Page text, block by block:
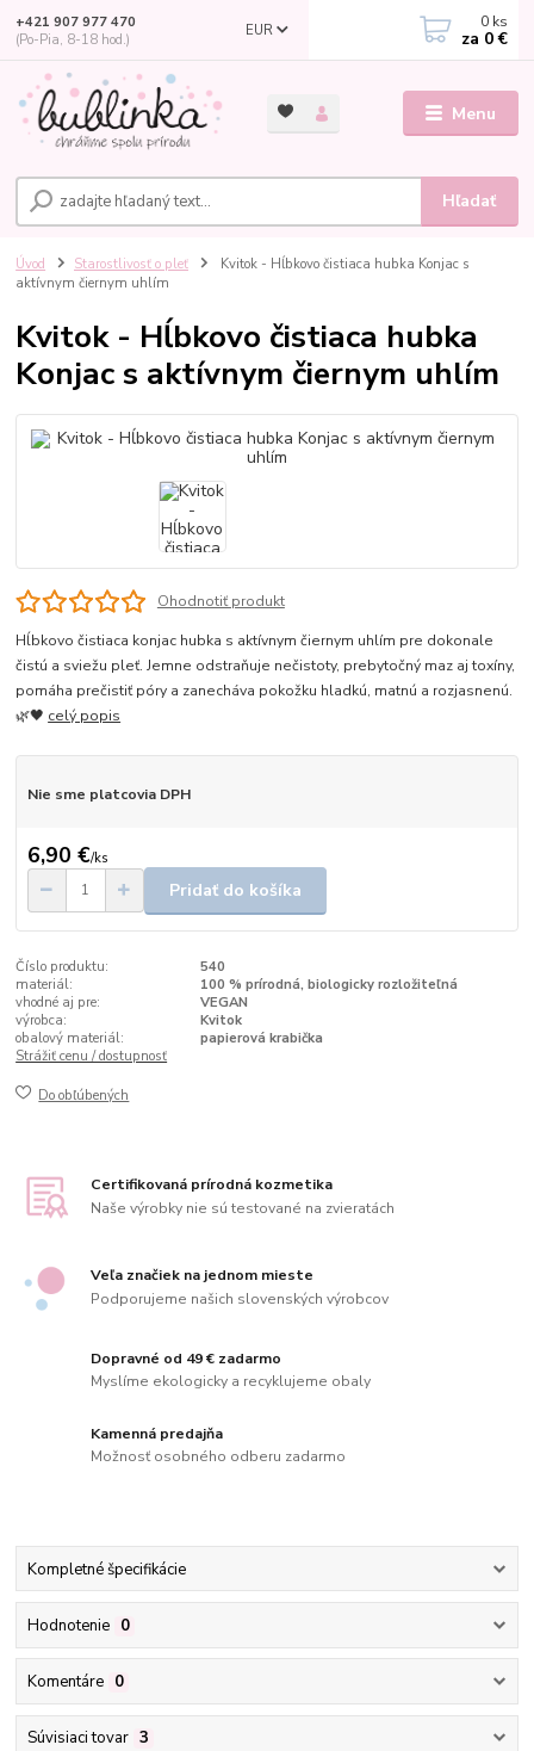
Menu
EUR
Hľadať
+421 907 977 470
(Po-Pia, 8-18 hod.)
0 ks
za 0 €
Úvod Starostlivosť o pleť
Kvitok - Hĺbkovo čistiaca hubka Konjac s
aktívnym čiernym uhlím
Kvitok - Hĺbkovo čistiaca hubka
Konjac s aktívnym čiernym uhlím
Ohodnotiť produkt
Hĺbkovo čistiaca konjac hubka s aktívnym čiernym uhlím pre dokonale
čistú a sviežu pleť. Jemne odstraňuje nečistoty, prebytočný maz aj toxíny,
pomáha prečistiť póry a zanecháva pokožku hladkú, matnú a rozjasnenú.
🌿🖤 celý popis
Nie sme platcovia DPH
6,90 €/ks
Pridať do košíka
Číslo produktu:
540
materiál:
100 % prírodná, biologicky rozložiteľná
vhodné aj pre:
VEGAN
výrobca:
Kvitok
obalový materiál:
papierová krabička
Strážiť cenu / dostupnosť
Do obľúbených
Certifikovaná prírodná kozmetika
Naše výrobky nie sú testované na zvieratách
Veľa značiek na jednom mieste
Podporujeme našich slovenských výrobcov
Dopravné od 49 € zadarmo
Myslíme ekologicky a recyklujeme obaly
Kamenná predajňa
Možnosť osobného odberu zadarmo
Kompletné špecifikácie
Hodnotenie 0
Komentáre 0
Súvisiaci tovar 3